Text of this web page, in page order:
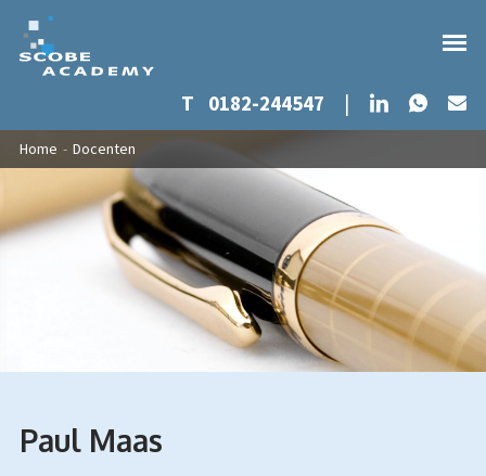
Overslaan en naar de inhoud gaan
T 0182-244547 | LinkedIn
U bent hier
Home - Docenten
Paul Maas